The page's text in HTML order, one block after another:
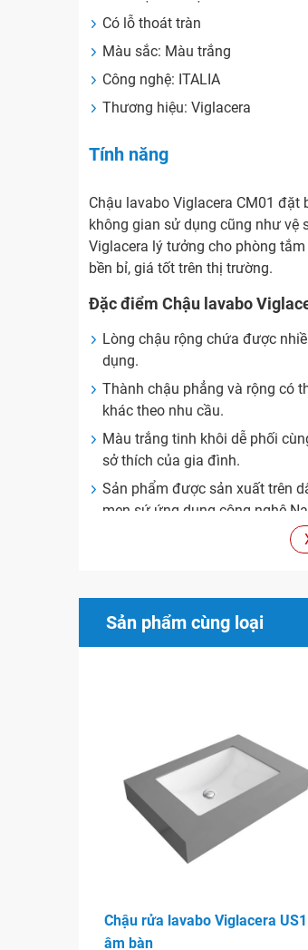
Có lỗ thoát tràn
Màu sắc: Màu trắng
Công nghệ: ITALIA
Thương hiệu: Viglacera
Tính năng
Chậu lavabo Viglacera CM01
không gian sử dụng cũng như
Viglacera lý tưởng cho phòng
bền bỉ, giá tốt trên thị trường.
Đặc điểm Chậu lavabo
Lòng chậu rộng chứa được
dụng.
Thành chậu phẳng và rộng có
khác theo nhu cầu.
Màu trắng tinh khôi dễ phối
sở thích của gia đình.
Sản phẩm được sản xuất trên
men sứ ứng dụng công nghệ
láng thêm 30%, tăng độ sáng
mốc, ố vàng và thân thiện với
Hình ảnh
Sản phẩm cùng loại
Chậu rửa lavabo Viglacera US1
âm bàn